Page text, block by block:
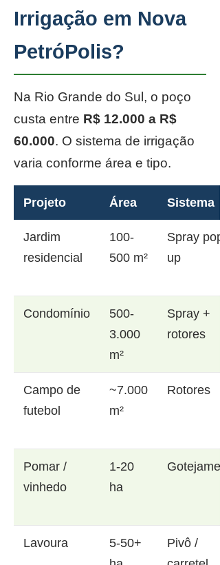
Irrigação em Nova
PetróPolis?
Na Rio Grande do Sul, o poço
custa entre R$ 12.000 a R$
60.000. O sistema de irrigação
varia conforme área e tipo.
Projeto Área Sistema
Jardim
residencial
100-
500 m²
Spray pop-
up
Condomínio
500-
3.000
m²
Spray +
rotores
Campo de
futebol
~7.000
m²
Rotores
Pomar /
vinhedo
1-20
ha
Lavoura
5-50+
Pivô /